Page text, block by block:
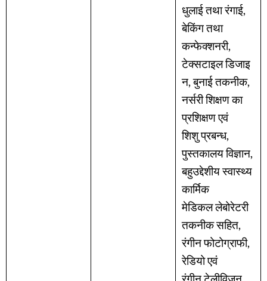
धुलाई तथा रंगाई,
बेकिंग तथा
कन्फेक्शनरी,
टेक्सटाइल डिजाइ
न, बुनाई तकनीक,
नर्सरी शिक्षण का
प्रशिक्षण एवं
शिशु प्रबन्ध,
पुस्तकालय विज्ञान,
बहुउद्देशीय स्वास्थ्य
कार्मिक
मेडिकल लेबोरेटरी
तकनीक सहित,
रंगीन फोटोग्राफी,
रेडियो एवं